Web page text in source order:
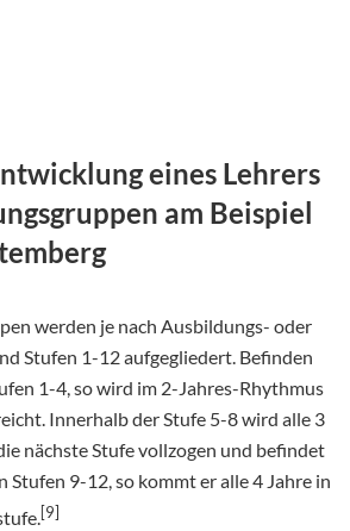
eines Lehrers
am Beispiel
werden je nach Ausbildungs- oder
Stufen 1-12 aufgegliedert. Befinden
1-4, so wird im 2-Jahres-Rhythmus
Innerhalb der Stufe 5-8 wird alle 3
nächste Stufe vollzogen und befindet
Stufen 9-12, so kommt er alle 4 Jahre in
[9]